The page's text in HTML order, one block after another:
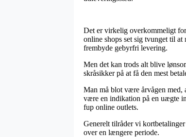
Det er virkelig overkommeligt
online shops set sig tvunget til
frembyde gebyrfri levering.
Men det kan trods alt blive
skråsikker på at få den mest
Man må blot være årvågen med,
være en indikation på en uægte
fup online outlets.
Generelt tilråder vi
over en længere periode.